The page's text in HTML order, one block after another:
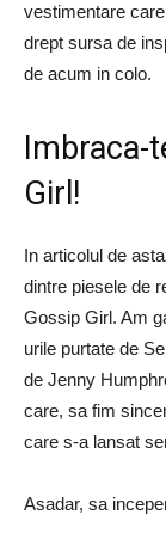
vestimentare
drept sursa de
de acum in colo.
Imbraca-
Girl!
In articolul de
dintre piesele de
Gossip Girl. Am
urile purtate de
de Jenny
care, sa fim
care s-a lansat
Asadar, sa